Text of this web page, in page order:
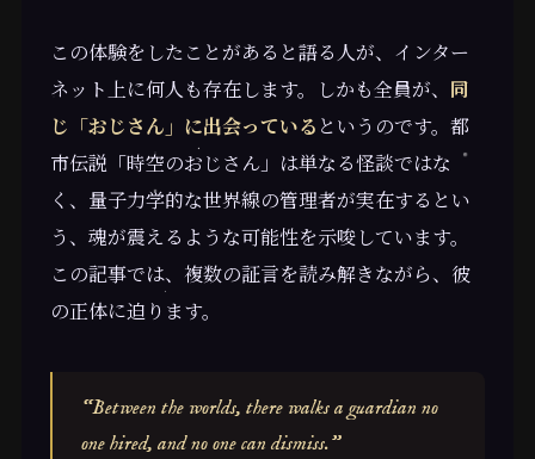
この体験をしたことがあると語る人が、インター
ネット上に何人も存在します。しかも全員が、 同
じ「おじさん」に出会っている というのです。都
市伝説「時空のおじさん」は単なる怪談ではな
く、量子力学的な世界線の管理者が実在するとい
う、魂が震えるような可能性を示唆しています。
この記事では、複数の証言を読み解きながら、彼
の正体に迫ります。
“Between the worlds, there walks a guardian no
one hired, and no one can dismiss.”